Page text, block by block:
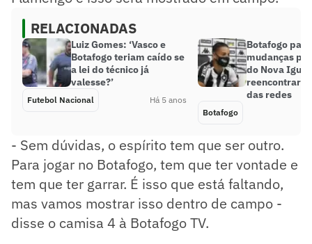
RELACIONADAS
Luiz Gomes: ‘Vasco e
Botafogo teriam caído se
a lei do técnico já
valesse?’
Futebol Nacional Há 5 anos
Botafogo
mudanças
do Nova
reencontrar o
das redes
Botafogo
- Sem dúvidas, o espírito tem que ser outro.
Para jogar no Botafogo, tem que ter vontade e
tem que ter garrar. É isso que está faltando,
mas vamos mostrar isso dentro de campo -
disse o camisa 4 à Botafogo TV.